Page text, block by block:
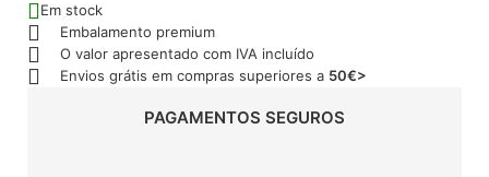
Em stock
Embalamento premium
O valor apresentado com IVA incluído
Envios grátis em compras superiores a 50€>
PAGAMENTOS SEGUROS